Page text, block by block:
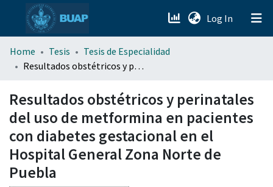
Log In (current)
menu.section.about_menu
Home Tesis
Tesis de Especialidad
Resultados obstétricos y perinatales del uso de metformina en pacientes con diabetes gestacional en el Hospital General Zona Norte de Puebla
Resultados obstétricos y perinatales
del uso de metformina en pacientes
con diabetes gestacional en el
Hospital General Zona Norte de
Puebla